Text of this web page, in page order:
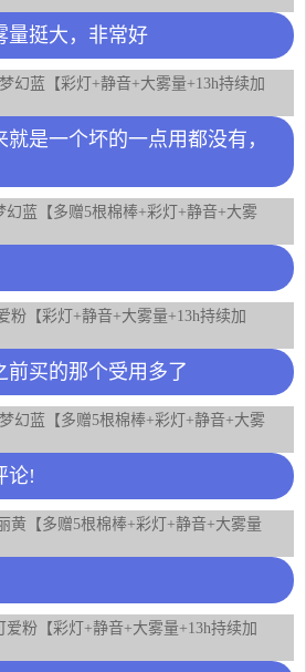
量挺大，非常好
幻蓝【彩灯+静音+大雾量+13h持续加
是一个坏的一点用都没有，
蓝【多赠5根棉棒+彩灯+静音+大雾
【彩灯+静音+大雾量+13h持续加
前买的那个受用多了
幻蓝【多赠5根棉棒+彩灯+静音+大雾
论!
黄【多赠5根棉棒+彩灯+静音+大雾量
粉【彩灯+静音+大雾量+13h持续加